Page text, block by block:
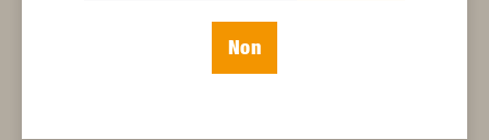
Articles connexes
Non